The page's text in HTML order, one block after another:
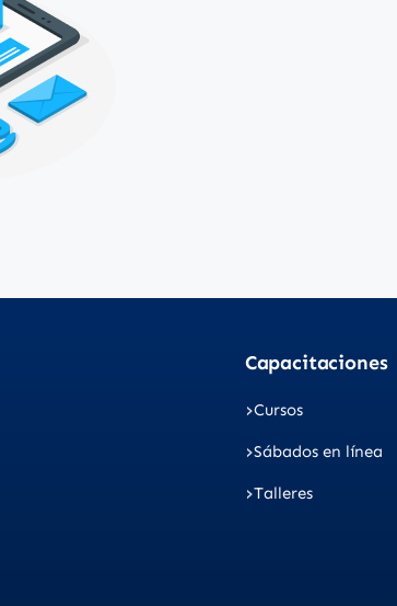
Capacitaciones
Cursos
Sábados en línea
Talleres